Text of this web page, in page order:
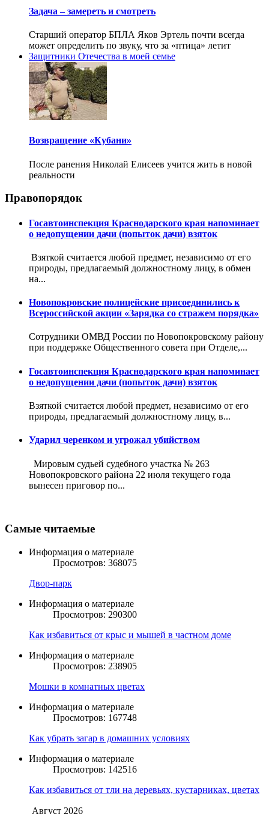
Задача – замереть и смотреть
Старший оператор БПЛА Яков Эртель почти всегда
может определить по звуку, что за «птица» летит
Защитники Отечества в моей семье
Возвращение «Кубани»
После ранения Николай Елисеев учится жить в новой
реальности
Правопорядок
Госавтоинспекция Краснодарского края напоминает
о недопущении дачи (попыток дачи) взяток
Взяткой считается любой предмет, независимо от его
природы, предлагаемый должностному лицу, в обмен
на...
Новопокровские полицейские присоединились к
Всероссийской акции «Зарядка со стражем порядка»
Сотрудники ОМВД России по Новопокровскому району
при поддержке Общественного совета при Отделе,...
Госавтоинспекция Краснодарского края напоминает
о недопущении дачи (попыток дачи) взяток
Взяткой считается любой предмет, независимо от его
природы, предлагаемый должностному лицу, в...
Ударил черенком и угрожал убийством
Мировым судьей судебного участка № 263
Новопокровского района 22 июля текущего года
вынесен приговор по...
Самые читаемые
Информация о материале
Просмотров: 368075
Двор-парк
Информация о материале
Просмотров: 290300
Как избавиться от крыс и мышей в частном доме
Информация о материале
Просмотров: 238905
Мошки в комнатных цветах
Информация о материале
Просмотров: 167748
Как убрать загар в домашних условиях
Информация о материале
Просмотров: 142516
Как избавиться от тли на деревьях, кустарниках, цветах
Август 2026